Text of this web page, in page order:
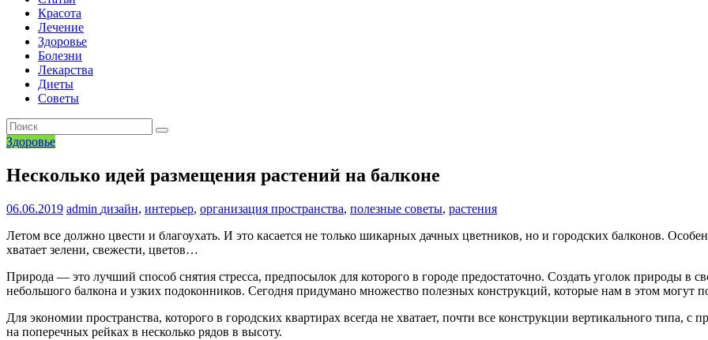
Красота
Лечение
Здоровье
Болезни
Лекарства
Диеты
Советы
Здоровье
Несколько идей размещения растений на балконе
06.06.2019 admin дизайн, интерьер, организация пространства, полезные советы, растения
Летом все должно цвести и благоухать. И это касается не только шикарных дачных цветников, но и городских балконов.
хватает зелени, свежести, цветов…
Природа — это лучший способ снятия стресса, предпосылок для которого в городе предостаточно. Создать уголок природы в
небольшого балкона и узких подоконников. Сегодня придумано множество полезных конструкций, которые нам в этом могут
Для экономии пространства, которого в городских квартирах всегда не хватает, почти все конструкции вертикального
на поперечных рейках в несколько рядов в высоту.